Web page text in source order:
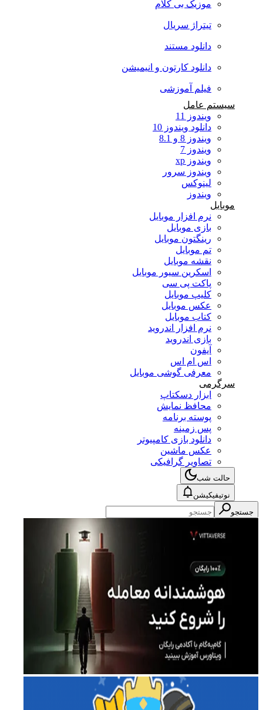
موزیک بی کلام
تیتراژ سریال
دانلود مستند
دانلود کارتون و انیمیشن
فیلم آموزشی
سیستم عامل
ویندوز 11
دانلود ویندوز 10
ویندوز 8 و 8.1
ویندوز 7
ویندوز xp
ویندوز سرور
لینوکس
ویندوز
موبایل
نرم افزار موبایل
بازی موبایل
رینگتون موبایل
تم موبایل
نقشه موبایل
اسکرین سیور موبایل
پاکت پی سی
کلیپ موبایل
عکس موبایل
کتاب موبایل
نرم افزار اندروید
بازی اندروید
آیفون
اس ام اس
معرفی گوشی موبایل
سرگرمی
ابزار دسکتاپ
محافظ نمایش
پوسته برنامه
پس زمینه
دانلود بازی کامپیوتر
عکس ماشین
تصاویر گرافیکی
حالت شب
نوتیفیکیشن
جستجو